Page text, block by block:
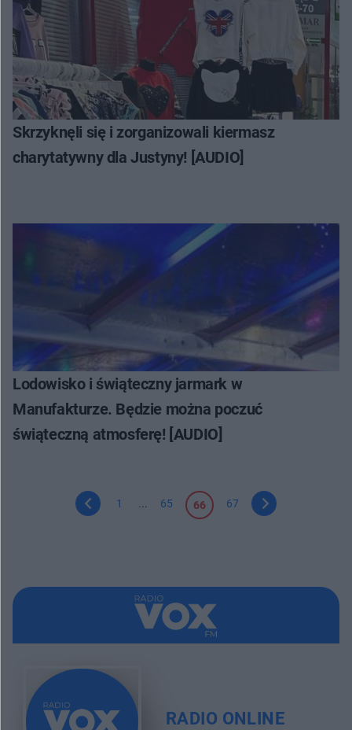
Skrzyknęli się i zorganizowali kiermasz
charytatywny dla Justyny! [AUDIO]
Lodowisko i świąteczny jarmark w
Manufakturze. Będzie można poczuć
świąteczną atmosferę! [AUDIO]
1 65 66 67
RADIO ONLINE